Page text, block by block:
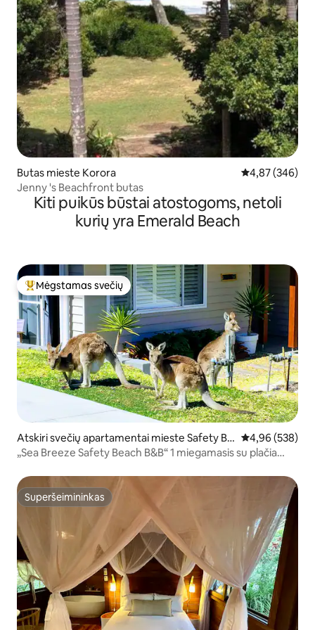
Butas mieste Korora Vidutinis
4,87 (346)
Jenny 's Beachfront butas
Kiti puikūs būstai atostogoms, netoli
kurių yra Emerald Beach
Svečių mėgstamiausias
Mėgstamas svečių
Atskiri svečių apartamentai mieste Safety Be
ach
Vidutinis
4,96 (538)
„Sea Breeze Safety Beach B&B“ 1 miegamasis su plačia
Superšeimininkas
Superšeimininkas